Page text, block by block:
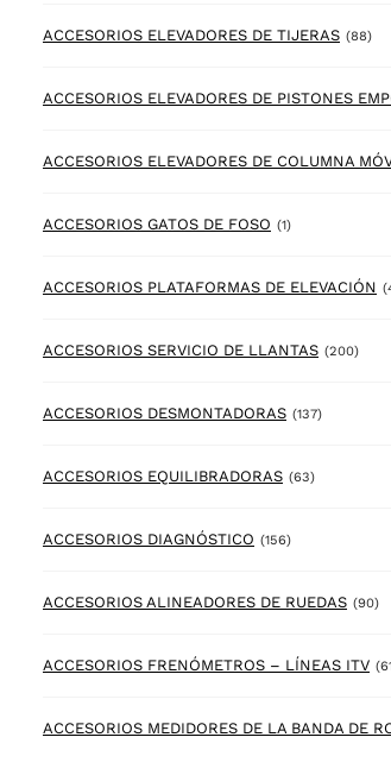
ACCESORIOS ELEVADORES DE TIJERAS (88)88
ACCESORIOS ELEVADORES DE PISTONES
ACCESORIOS ELEVADORES DE COLUMNA
ACCESORIOS GATOS DE FOSO (1)1 product
ACCESORIOS PLATAFORMAS DE ELEVACIÓN
ACCESORIOS SERVICIO DE LLANTAS (200)200
ACCESORIOS DESMONTADORAS (137)137
ACCESORIOS EQUILIBRADORAS (63)63 products
ACCESORIOS DIAGNÓSTICO (156)156 products
ACCESORIOS ALINEADORES DE RUEDAS (90)
ACCESORIOS FRENÓMETROS – LÍNEAS ITV
ACCESORIOS MEDIDORES DE LA BANDA DE